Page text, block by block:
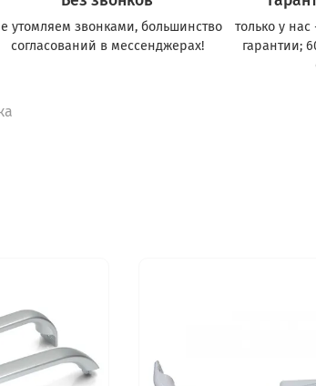
утомляем звонками, большинство
согласований в мессенджерах!
только у
гарантии;